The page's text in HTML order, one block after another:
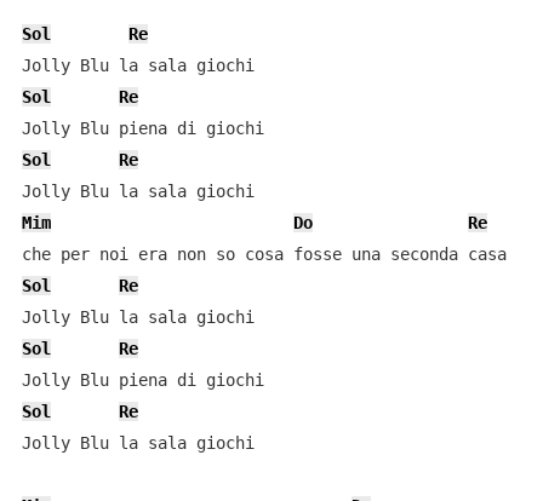
Sol
Re
Sol
Re
Sol
Re
Mim
Do
Re
che per noi era non so cosa fosse una seconda casa
Sol
Re
Sol
Re
Sol
Re
Jolly Blu la sala giochi